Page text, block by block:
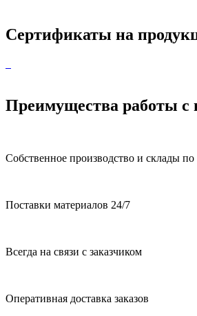
Сертификаты на
Преимущества работы с
Собственное производство и склады
Поставки материалов 24/7
Всегда на связи с заказчиком
Оперативная доставка заказов